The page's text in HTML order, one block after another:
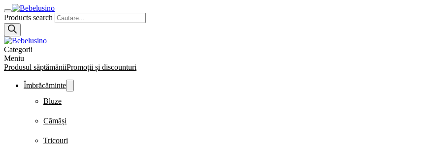
Products search
Categorii
Meniu
Produsul săptămăniiPromoții și discounturi
Îmbrăcăminte
Bluze
Cămăși
Tricouri